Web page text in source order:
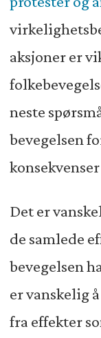
aksjoner er
neste
bevegelsen
Det er
de samlede
bevegelsen
er vanskelig
fra effekter